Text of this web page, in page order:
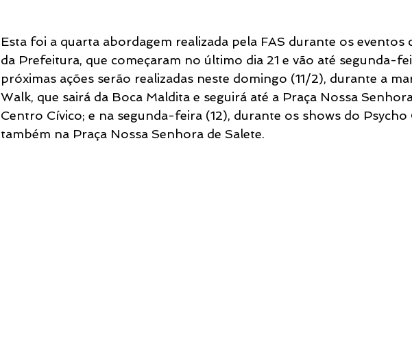
Esta foi a quarta abordagem realizada pela FAS durante os eventos
da Prefeitura, que começaram no último dia 21 e vão até segunda-
próximas ações serão realizadas neste domingo (11/2), durante a
Walk, que sairá da Boca Maldita e seguirá até a Praça Nossa
Centro Cívico; e na segunda-feira (12), durante os shows do Psycho
também na Praça Nossa Senhora de Salete.